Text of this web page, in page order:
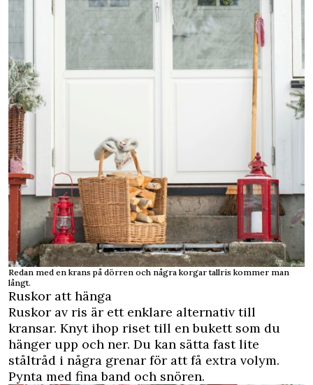
Redan med en krans på dörren och några korgar tallris kommer man
långt.
Ruskor att hänga
Ruskor av ris är ett enklare alternativ till
kransar. Knyt ihop riset till en bukett som du
hänger upp och ner. Du kan sätta fast lite
ståltråd i några grenar för att få extra volym.
Pynta med fina band och snören.